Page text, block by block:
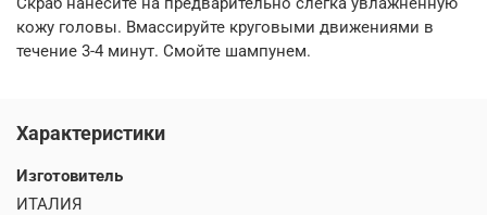
кожу головы. Вмассируйте круговыми движениями в
течение 3-4 минут. Смойте шампунем.
Характеристики
Изготовитель
ИТАЛИЯ